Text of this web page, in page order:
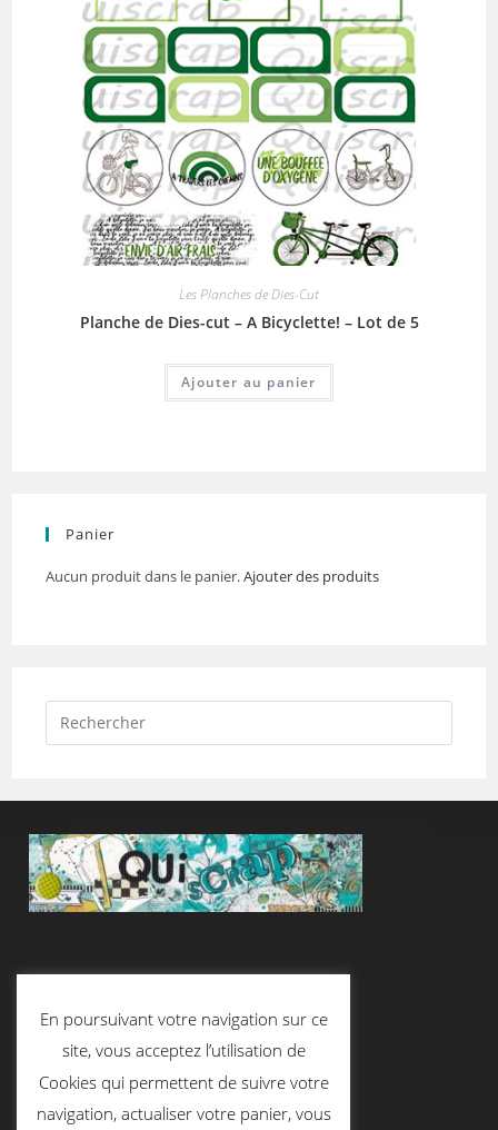
Les Planches de Dies-Cut
Planche de Dies-cut – A Bicyclette! – Lot de 5
Ajouter au panier
Panier
Aucun produit dans le panier.Ajouter des produits
Contactez-Nous
En poursuivant votre navigation sur ce
site, vous acceptez l’utilisation de
Cookies qui permettent de suivre votre
navigation, actualiser votre panier, vous